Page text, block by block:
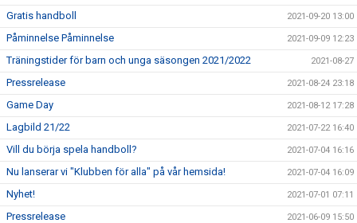
Gratis handboll 2021-09-20 13:00
Påminnelse Påminnelse 2021-09-09 12:23
Träningstider för barn och unga säsongen 2021/2022 2021-08-27
Pressrelease 2021-08-24 23:18
Game Day 2021-08-12 17:28
Lagbild 21/22 2021-07-22 16:40
Vill du börja spela handboll? 2021-07-04 16:16
Nu lanserar vi "Klubben för alla" på vår hemsida! 2021-07-04 16:09
Nyhet! 2021-07-01 07:11
Pressrelease 2021-06-09 15:50